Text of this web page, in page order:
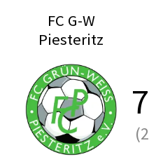
FC G-W
Piesteritz
7
(2